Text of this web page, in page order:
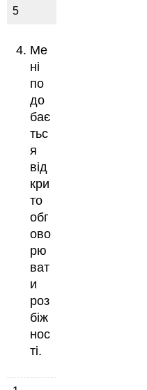
5
Ме
ні
по
до
бає
тьс
я
від
кри
то
обг
ово
рю
ват
и
роз
біж
нос
ті.